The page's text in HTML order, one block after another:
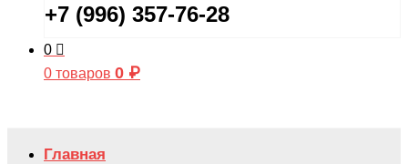
+7 (996) 357-76-28
0
0 товаров 0 ₽
Главная